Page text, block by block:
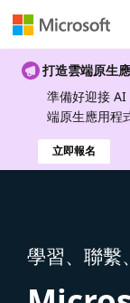
打造雲端原生
準備好迎接
端原生應用程
立即報名
學習、聯繫